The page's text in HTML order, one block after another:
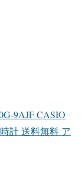
9AJF CASIO
計 送料無料 ア